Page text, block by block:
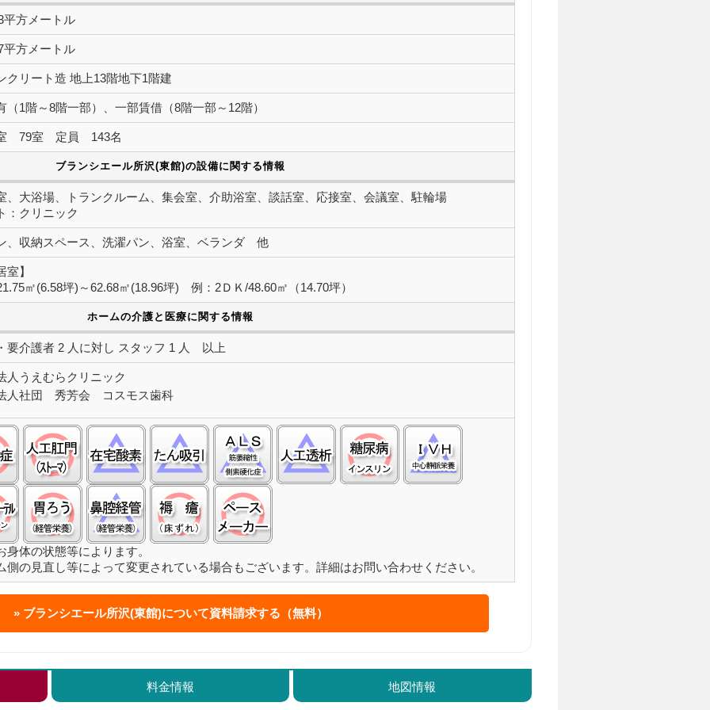
平方メートル
平方メートル
クリート造 地上13階地下1階建
（1階～8階一部）、一部賃借（8階一部～12階）
79室 定員 143名
ブランシエール所沢(東館)の設備に関する情報
、大浴場、トランクルーム、集会室、介助浴室、談話室、応接室、会議室、駐輪場
：クリニック
、収納スペース、洗濯パン、浴室、ベランダ 他
室】
㎡(6.58坪)～62.68㎡(18.96坪) 例：2ＤＫ/48.60㎡（14.70坪）
ホームの介護と医療に関する情報
要介護者 2 人に対し スタッフ 1 人 以上
人うえむらクリニック
人社団 秀芳会 コスモス歯科
認知症:○ ストーマ(人工肛門):○
在宅酸素:△ たん吸引:△ 筋萎縮性側索硬化症(ＡＬＳ):△
人工透析:△ 糖尿病(インスリン):○
留置カテーテル(尿バルーン):○
経管栄養(胃ろう):○経管栄養(鼻腔経管):△
褥瘡（床ずれ）:○
体の状態等によります。
の見直し等によって変更されている場合もございます。詳細はお問い合わせください。
ブランシエール所沢(東館)について資料請求する（無料）
料金情報 地図情報